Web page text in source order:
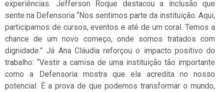
experiências. Jefferson Roque destacou a inclusão que
sente na Defensoria “Nos sentimos parte da instituição. Aqui,
participamos de cursos, eventos e até de um coral. Temos a
chance de um novo começo, onde somos tratados com
dignidade.” Já Ana Cláudia reforçou o impacto positivo do
trabalho: “Vestir a camisa de uma instituição tão importante
como a Defensoria mostra que ela acredita no nosso
potencial. É a prova de que podemos transformar o mundo,